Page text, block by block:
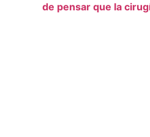
de pensar que la